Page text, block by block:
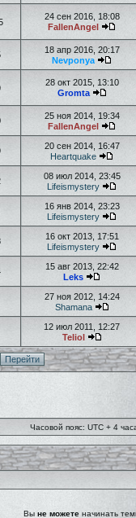
24 сен 2016, 18:08
FallenAngel
18 апр 2016, 20:17
Nevponya
28 окт 2015, 13:10
Gromta
25 ноя 2014, 19:34
FallenAngel
20 сен 2014, 16:47
Heartquake
08 июл 2014, 23:45
Lifeismystery
16 янв 2014, 23:23
Lifeismystery
16 окт 2013, 17:51
Lifeismystery
15 авг 2013, 22:42
Leks
27 ноя 2012, 14:24
Shamana
12 июл 2011, 12:27
Teliol
Часовой пояс: UTC + 4
Вы не можете начинать